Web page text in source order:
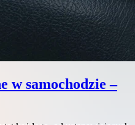
w samochodzie –